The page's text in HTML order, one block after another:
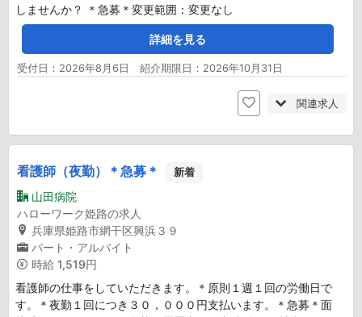
しませんか？ ＊急募＊変更範囲：変更なし
詳細を見る
受付日：2026年8月6日 紹介期限日：2026年10月31日
関連求人
看護師（夜勤）＊急募＊ 新着
山田病院
ハローワーク姫路の求人
兵庫県姫路市網干区興浜３９
パート・アルバイト
時給 1,519円
看護師の仕事をしていただきます。＊原則１週１回の労働日で
す。＊夜勤１回につき３０，０００円支払います。＊急募＊面